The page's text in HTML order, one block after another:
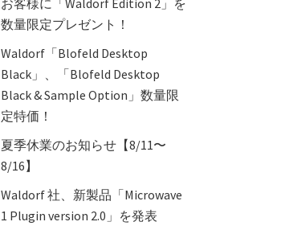
お客様に「Waldorf Edition 2」を
数量限定プレゼント！
Waldorf「Blofeld Desktop
Black」、「Blofeld Desktop
Black & Sample Option」数量限
定特価！
夏季休業のお知らせ【8/11〜
8/16】
Waldorf 社、新製品「Microwave
1 Plugin version 2.0」を発表